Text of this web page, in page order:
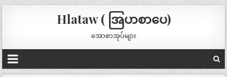
Hlataw ( အြပာစာပေ)
အောစာအုပ်များ